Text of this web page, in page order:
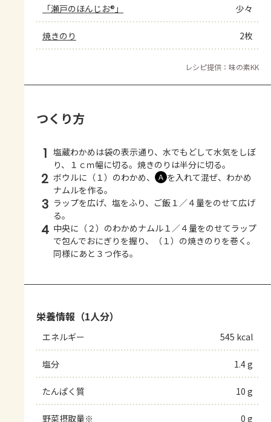
「瀬戸のほんじお®」 少々
焼きのり 2枚
レシピ提供：味の素KK
つくり方
1 塩蔵わかめは袋の表示通り、水でもどして水気をしぼ
り、１ｃｍ幅に切る。焼きのりは半分に切る。
2 ボウルに（１）のわかめ、 Ａ を入れて混ぜ、わかめ
ナムルを作る。
3 ラップを広げ、塩をふり、ご飯１／４量をのせて広げ
る。
4 中央に（２）のわかめナムル１／４量をのせてラップ
で包んでおにぎりを握り、（１）の焼きのりを巻く。
同様にあと３つ作る。
栄養情報（1人分）
エネルギー 545 kcal
塩分 1.4 g
たんぱく質 10 g
野菜摂取量※ 0 g